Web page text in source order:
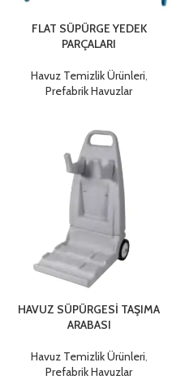
FLAT SÜPÜRGE YEDEK
PARÇALARI
Havuz Temizlik Ürünleri,
Prefabrik Havuzlar
HAVUZ SÜPÜRGESİ TAŞIMA
ARABASI
Havuz Temizlik Ürünleri
Prefabrik Havuzlar